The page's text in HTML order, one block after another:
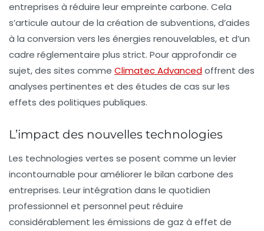
entreprises à réduire leur empreinte carbone. Cela
s’articule autour de la création de subventions, d’aides
à la conversion vers les énergies renouvelables, et d’un
cadre réglementaire plus strict. Pour approfondir ce
sujet, des sites comme Climatec Advancedoffrent des
analyses pertinentes et des études de cas sur les
effets des politiques publiques.
L’impact des nouvelles technologies
Les technologies vertes se posent comme un levier
incontournable pour améliorer le bilan carbone des
entreprises. Leur intégration dans le quotidien
professionnel et personnel peut réduire
considérablement les émissions de gaz à effet de